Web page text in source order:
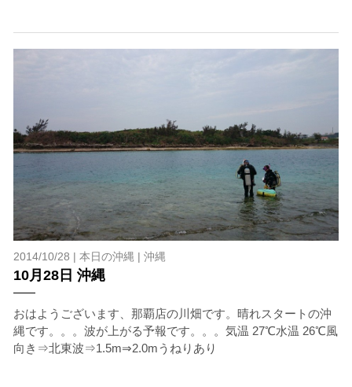
2014/10/28 | 本日の沖縄 | 沖縄
10月28日 沖縄
おはようございます、那覇店の川畑です。晴れスタートの沖
縄です。。。波が上がる予報です。。。気温 27℃水温 26℃風
向き⇒北東波⇒1.5m⇒2.0mうねりあり
当ツアーの手順と注意点
クジラを発見した場合は、その時のクジラの様子や海況
を確認し、ガイドがスイム開始可能と判断した場合にの
みエントリーを行います。
たとえクジラが近くを泳いでいても、状況によってはエ
2.人数制限とエントリー順
リー人数を制限する場合があります。また、エントリー
の順番はガイドが決定しますので、必ずその指示に従っ
て準備してください。